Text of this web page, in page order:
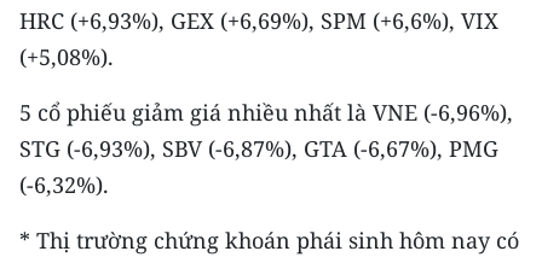
HRC (+6,93%), GEX (+6,69%), SPM (+6,6%), VIX
(+5,08%).
5 cổ phiếu giảm giá nhiều nhất là VNE (-6,96%),
STG (-6,93%), SBV (-6,87%), GTA (-6,67%), PMG
(-6,32%).
* Thị trường chứng khoán phái sinh hôm nay có